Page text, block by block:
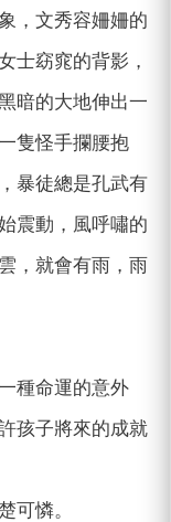
，文秀容姍姍的
士窈窕的背影，
暗的大地伸出一
隻怪手攔腰抱
暴徒總是孔武有
震動，風呼嘯的
，就會有雨，雨
種命運的意外
孩子將來的成就
可憐。